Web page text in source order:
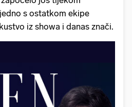
s ostatkom ekipe
iz showa i danas znači.